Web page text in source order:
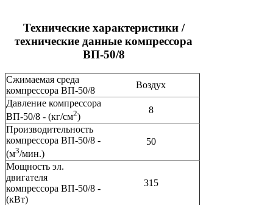
Технические характеристики /
технические данные компрессора
ВП-50/8
Сжимаемая среда
компрессора ВП-50/8
Воздух
Давление компрессора
ВП-50/8 - (кг/см2)
8
Производительность
компрессора ВП-50/8 -
(м3/мин.)
50
Мощность эл.
двигателя
компрессора ВП-50/8 -
(кВт)
315